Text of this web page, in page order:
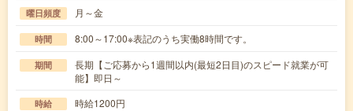
曜日頻度 月～金
時間 8:00～17:00※表記のうち実働8時間です。
期間
長期【ご応募から1週間以内(最短2日目)のスピード就業が可
能】即日～
時給 時給1200円